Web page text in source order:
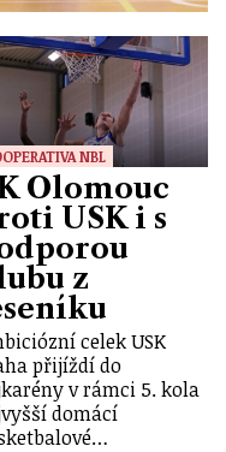
NBL
Olomouc
USK i s
z
celek USK
přijíždí do
v rámci 5. kola
domácí